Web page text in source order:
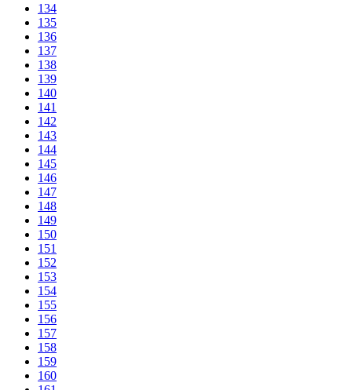
134
135
136
137
138
139
140
141
142
143
144
145
146
147
148
149
150
151
152
153
154
155
156
157
158
159
160